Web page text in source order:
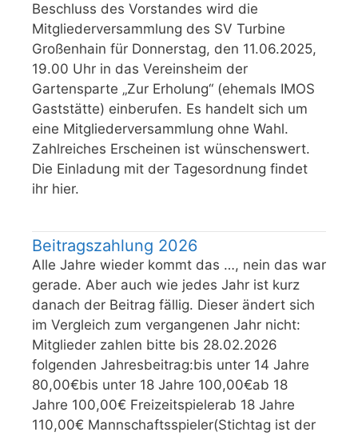
Beschluss des Vorstandes wird die
Mitgliederversammlung des SV Turbine
Großenhain für Donnerstag, den 11.06.2025,
19.00 Uhr in das Vereinsheim der
Gartensparte „Zur Erholung“ (ehemals IMOS
Gaststätte) einberufen. Es handelt sich um
eine Mitgliederversammlung ohne Wahl.
Zahlreiches Erscheinen ist wünschenswert.
Die Einladung mit der Tagesordnung findet
ihr hier.
Beitragszahlung 2026
Alle Jahre wieder kommt das …, nein das war
gerade. Aber auch wie jedes Jahr ist kurz
danach der Beitrag fällig. Dieser ändert sich
im Vergleich zum vergangenen Jahr nicht:
Mitglieder zahlen bitte bis 28.02.2026
folgenden Jahresbeitrag:bis unter 14 Jahre
80,00€bis unter 18 Jahre 100,00€ab 18
Jahre 100,00€ Freizeitspielerab 18 Jahre
110,00€ Mannschaftsspieler(Stichtag ist der